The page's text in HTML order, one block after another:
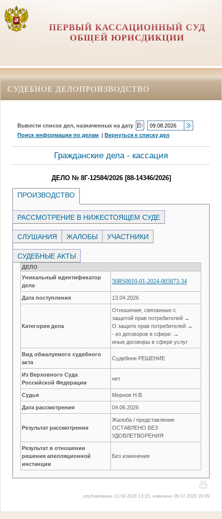
ПЕРВЫЙ КАССАЦИОННЫЙ СУД
ОБЩЕЙ ЮРИСДИКЦИИ
СУДЕБНОЕ ДЕЛОПРОИЗВОДСТВО
Вывести список дел, назначенных на дату
Поиск информации по делам |Вернуться к списку дел
Гражданские дела - кассация
ДЕЛО № 8Г-12584/2026 [88-14346/2026]
ПРОИЗВОДСТВО
РАССМОТРЕНИЕ В НИЖЕСТОЯЩЕМ СУДЕ
СЛУШАНИЯ ЖАЛОБЫ УЧАСТНИКИ
СУДЕБНЫЕ АКТЫ
ДЕЛО
Уникальный идентификатор
дела
50RS0010-01-2024-005873-34
Дата поступления 13.04.2026
Категория дела
Отношения, связанные с
защитой прав потребителей →
О защите прав потребителей →
- из договоров в сфере: →
иные договоры в сфере услуг
Вид обжалуемого судебного
акта
Судебное РЕШЕНИЕ
Из Верховного Суда
Российской Федерации
нет
Судья Мернов Н.В.
Дата рассмотрения 04.06.2026
Результат рассмотрения
Жалоба / представление
ОСТАВЛЕНО БЕЗ
УДОВЛЕТВОРЕНИЯ
Результат в отношении
решения апелляционной
инстанции
Без изменения
опубликовано 13.04.2026 13:15, изменено 09.07.2026 20:09